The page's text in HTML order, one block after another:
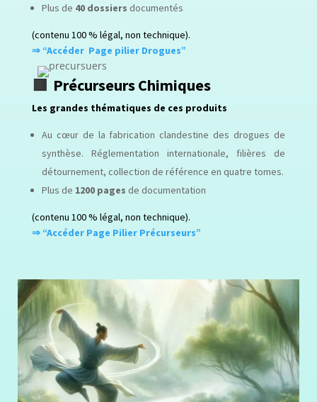
Plus de 40 dossiers documentés
(contenu 100 % légal, non technique).
⇒ “Accéder Page pilier Drogues”
🟥 Précurseurs Chimiques
Les grandes thématiques de ces produits
Au cœur de la fabrication clandestine des drogues de
synthèse. Réglementation internationale, filières de
détournement, collection de référence en quatre tomes.
Plus de 1200 pages de documentation
(contenu 100 % légal, non technique).
⇒ “Accéder Page Pilier Précurseurs”